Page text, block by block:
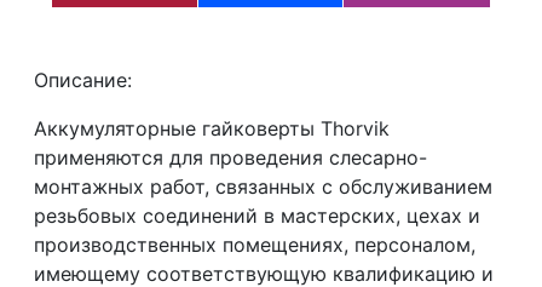
Описание:
Аккумуляторные гайковерты Thorvik
применяются для проведения слесарно-
монтажных работ, связанных с обслуживанием
резьбовых соединений в мастерских, цехах и
производственных помещениях, персоналом,
имеющему соответствующую квалификацию и